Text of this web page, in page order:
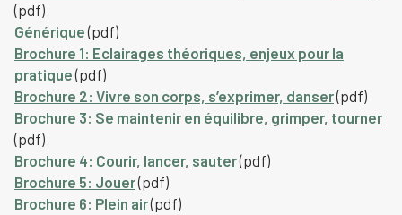
(pdf)
Générique(pdf)
Brochure 1: Eclairages théoriques, enjeux pour la
pratique(pdf)
Brochure 2: Vivre son corps, s’exprimer, danser(pdf)
Brochure 3: Se maintenir en équilibre, grimper, tourner
(pdf)
Brochure 4: Courir, lancer, sauter(pdf)
Brochure 5: Jouer(pdf)
Brochure 6: Plein air(pdf)